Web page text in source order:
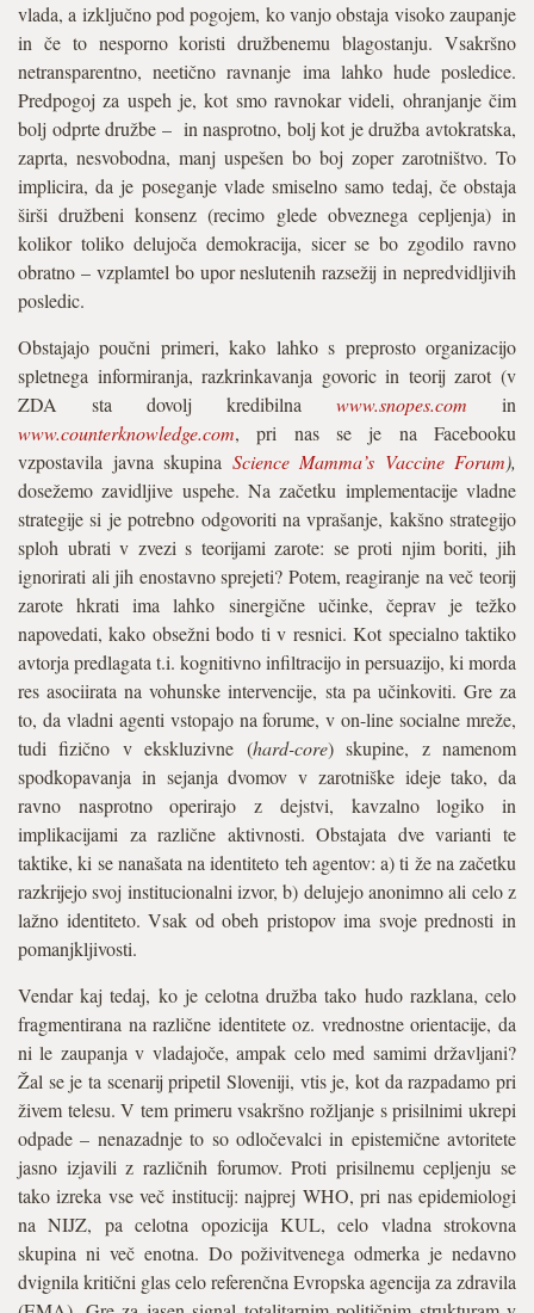
vlada, a izključno pod pogojem, ko vanjo obstaja visoko zaupanje
in če to nesporno koristi družbenemu blagostanju. Vsakršno
netransparentno, neetično ravnanje ima lahko hude posledice.
Predpogoj za uspeh je, kot smo ravnokar videli, ohranjanje čim
bolj odprte družbe – in nasprotno, bolj kot je družba avtokratska,
zaprta, nesvobodna, manj uspešen bo boj zoper zarotništvo. To
implicira, da je poseganje vlade smiselno samo tedaj, če obstaja
širši družbeni konsenz (recimo glede obveznega cepljenja) in
kolikor toliko delujoča demokracija, sicer se bo zgodilo ravno
obratno – vzplamtel bo upor neslutenih razsežij in nepredvidljivih
posledic.
Obstajajo poučni primeri, kako lahko s preprosto organizacijo
spletnega informiranja, razkrinkavanja govoric in teorij zarot (v
ZDA sta dovolj kredibilna www.snopes.com in
www.counterknowledge.com, pri nas se je na Facebooku
vzpostavila javna skupina Science Mamma’s Vaccine Forum),
dosežemo zavidljive uspehe. Na začetku implementacije vladne
strategije si je potrebno odgovoriti na vprašanje, kakšno strategijo
sploh ubrati v zvezi s teorijami zarote: se proti njim boriti, jih
ignorirati ali jih enostavno sprejeti? Potem, reagiranje na več teorij
zarote hkrati ima lahko sinergične učinke, čeprav je težko
napovedati, kako obsežni bodo ti v resnici. Kot specialno taktiko
avtorja predlagata t.i. kognitivno infiltracijo in persuazijo, ki morda
res asociirata na vohunske intervencije, sta pa učinkoviti. Gre za
to, da vladni agenti vstopajo na forume, v on-line socialne mreže,
tudi fizično v ekskluzivne (hard-core) skupine, z namenom
spodkopavanja in sejanja dvomov v zarotniške ideje tako, da
ravno nasprotno operirajo z dejstvi, kavzalno logiko in
implikacijami za različne aktivnosti. Obstajata dve varianti te
taktike, ki se nanašata na identiteto teh agentov: a) ti že na začetku
razkrijejo svoj institucionalni izvor, b) delujejo anonimno ali celo z
lažno identiteto. Vsak od obeh pristopov ima svoje prednosti in
pomanjkljivosti.
Vendar kaj tedaj, ko je celotna družba tako hudo razklana, celo
fragmentirana na različne identitete oz. vrednostne orientacije, da
ni le zaupanja v vladajoče, ampak celo med samimi državljani?
Žal se je ta scenarij pripetil Sloveniji, vtis je, kot da razpadamo pri
živem telesu. V tem primeru vsakršno rožljanje s prisilnimi ukrepi
odpade – nenazadnje to so odločevalci in epistemične avtoritete
jasno izjavili z različnih forumov. Proti prisilnemu cepljenju se
tako izreka vse več institucij: najprej WHO, pri nas epidemiologi
na NIJZ, pa celotna opozicija KUL, celo vladna strokovna
skupina ni več enotna. Do poživitvenega odmerka je nedavno
dvignila kritični glas celo referenčna Evropska agencija za zdravila